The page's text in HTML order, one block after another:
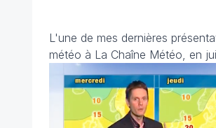
L'une de mes dernières
météo à La Chaîne Météo, en